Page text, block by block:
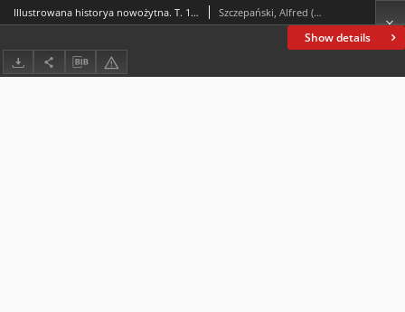
Show details
Illustrowana historya nowożytna. T. 1, Od epoki odkryć i reformacyi aż do panowania Filipa II : według wydawnictwa Spamera Szczepański, Alfred (1840-1909)